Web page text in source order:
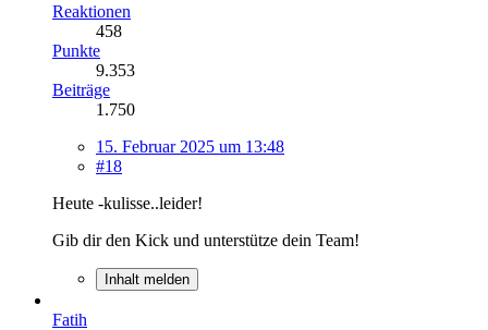
Reaktionen
458
Punkte
9.353
Beiträge
1.750
15. Februar 2025 um 13:48
#18
Heute -kulisse..leider!
Gib dir den Kick und unterstütze dein Team!
Inhalt melden
Fatih